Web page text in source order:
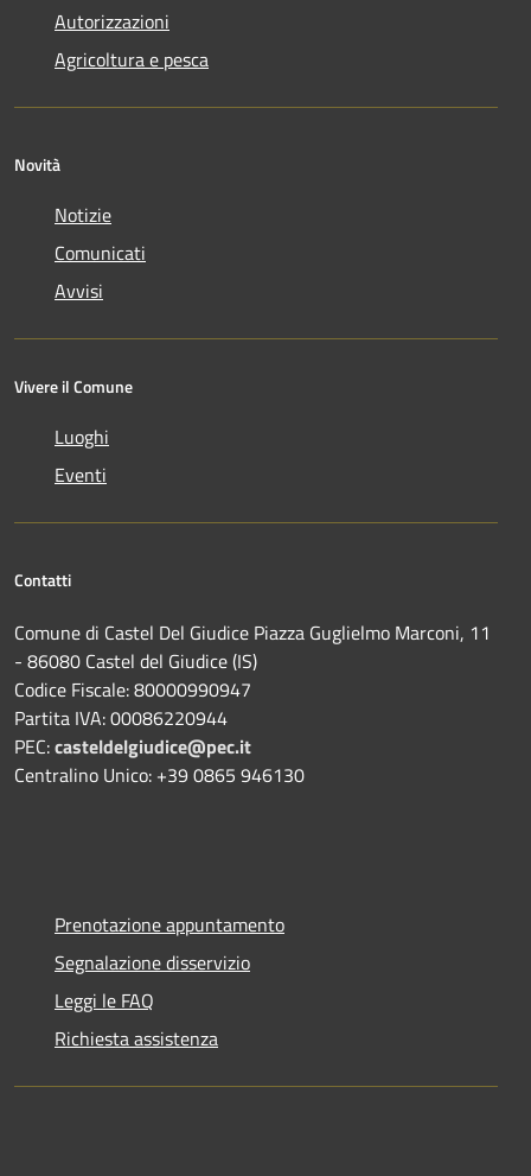
Autorizzazioni
Agricoltura e pesca
Novità
Notizie
Comunicati
Avvisi
Vivere il Comune
Luoghi
Eventi
Contatti
Comune di Castel Del Giudice Piazza Guglielmo Marconi, 11
- 86080 Castel del Giudice (IS)
Codice Fiscale: 80000990947
Partita IVA: 00086220944
PEC:casteldelgiudice@pec.it
Centralino Unico: +39 0865 946130
Prenotazione appuntamento
Segnalazione disservizio
Leggi le FAQ
Richiesta assistenza